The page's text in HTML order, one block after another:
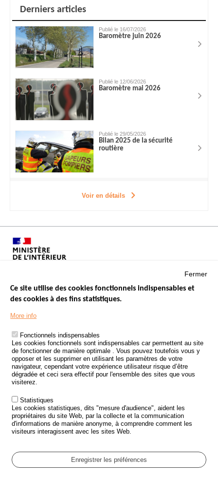
Derniers articles
Publié le 16/07/2026
Baromètre juin 2026
Publié le 12/06/2026
Baromètre mai 2026
Publié le 29/05/2026
Bilan 2025 de la sécurité
routière
Voir en détails
Menu
Footer
LES SITES PUBLICS
ÉTAT DE L’INSÉCURITÉ ROUTIÈRE
TRAITEMENT DES DONNÉES PERSONNELLES DES ACCIDENTS DE
LA ROUTE
ETUDES ET RECHERCHES
APPEL À PROJETS
POLITIQUE DE SÉCURITÉ ROUTIÈRE
Outils
AGENDA
GLOSSAIRE
Cookie settings
Fermer
Ce site utilise des cookies fonctionnels indispensables et
des cookies à des fins statistiques.
More info
Fonctionnels indispensables
Les cookies fonctionnels sont indispensables car permettent au site
de fonctionner de manière optimale . Vous pouvez toutefois vous y
opposer et les supprimer en utilisant les paramètres de votre
navigateur, cependant votre expérience utilisateur risque d’être
dégradée et ceci sera effectif pour l'ensemble des sites que vous
visiterez.
Statistiques
Les cookies statistiques, dits "mesure d'audience", aident les
propriétaires du site Web, par la collecte et la communication
d'informations de manière anonyme, à comprendre comment les
visiteurs interagissent avec les sites Web.
Enregistrer les préférences